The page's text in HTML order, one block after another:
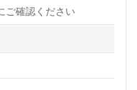
ご確認ください